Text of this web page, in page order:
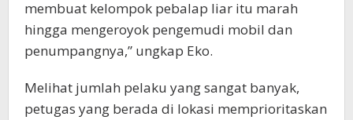
membuat kelompok pebalap liar itu marah
hingga mengeroyok pengemudi mobil dan
penumpangnya,” ungkap Eko.
Melihat jumlah pelaku yang sangat banyak,
petugas yang berada di lokasi memprioritaskan